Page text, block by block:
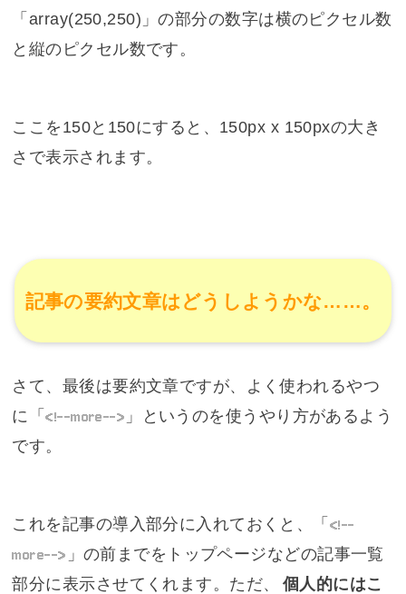
「array(250,250)」の部分の数字は横のピクセル数
と縦のピクセル数です。
ここを150と150にすると、150px x 150pxの大き
さで表示されます。
記事の要約文章はどうしようかな……。
さて、最後は要約文章ですが、よく使われるやつ
に「<!--more--> 」というのを使うやり方があるよう
です。
これを記事の導入部分に入れておくと、「 <!--
more--> 」の前までをトップページなどの記事一覧
部分に表示させてくれます。ただ、
個人的にはこ